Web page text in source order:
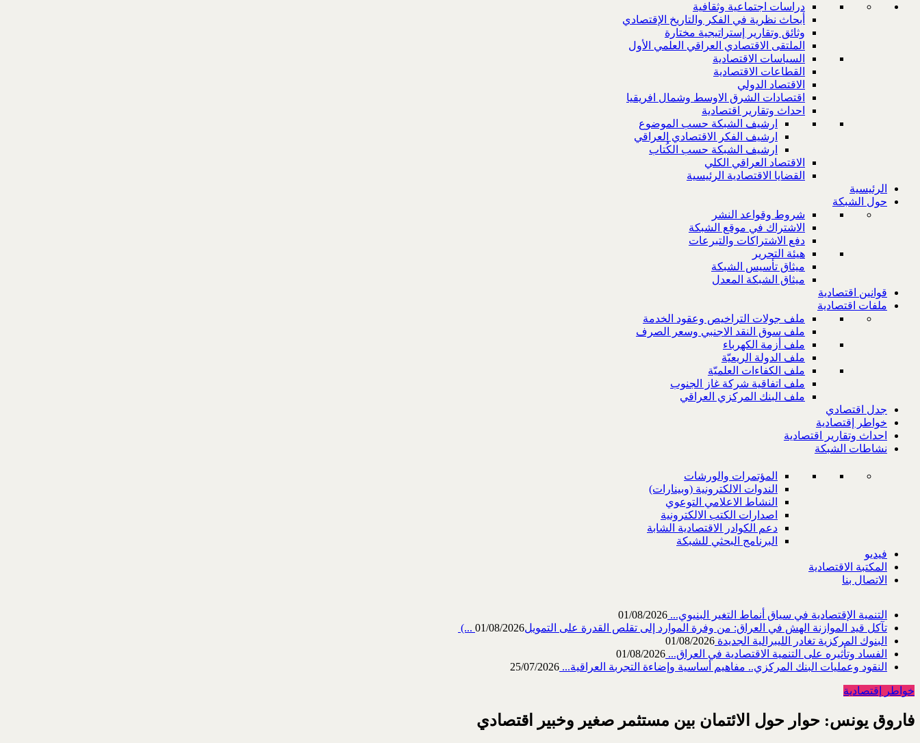
دراسات اجتماعية وثقافية
أبحاث نظرية في الفكر والتاريخ الإقتصادي
وثائق وتقارير إستراتيجية مختارة
الملتقى الاقتصادي العراقي العلمي الأول
السياسات الاقتصادية
القطاعات الاقتصادية
الاقتصاد الدولي
اقتصادات الشرق الاوسط وشمال افريقيا
احداث وتقارير اقتصادية
ارشيف الشبكة حسب الموضوع
ارشيف الفكر الاقتصادي العراقي
ارشيف الشبكة حسب الكُتاب
الاقتصاد العراقي الكلي
القضايا الاقتصادية الرئيسية
الرئيسية
حول الشبكة
شروط وقواعد النشر
الاشتراك في موقع الشبكة
دفع الاشتراكات والتبرعات
هيئة التحرير
ميثاق تأسيس الشبكة
ميثاق الشبكة المعدل
قوانين اقتصادية
ملفات اقتصادية
ملف جولات التراخيص وعقود الخدمة
ملف سوق النقد الاجنبي وسعر الصرف
ملف أزمة الكهرباء
ملف الدولة الريعيّة
ملف الكفاءات العلميّة
ملف اتفاقية شركة غاز الجنوب
ملف البنك المركزي العراقي
جدل اقتصادي
خواطر إقتصادية
احداث وتقارير اقتصادية
نشاطات الشبكة
المؤتمرات والورشات
الندوات الالكترونية (وبينارات)
النشاط الاعلامي التوعوي
اصدارات الكتب الالكترونية
دعم الكوادر الاقتصادية الشابة
البرنامج البحثي للشبكة
فيديو
المكتبة الاقتصادية
الاتصال بنا
التنمية الإقتصادية في سياق أنماط التغير البنيوي... 01/08/2026
تآكل قيد الموازنة الهش في العراق: من وفرة الموارد إلى تقلص القدرة على التمويل‎ (...01/08/2026
البنوك المركزية تغادر الليبرالية الجديدة 01/08/2026
الفساد وتأثيره على التنمية الاقتصادية في العراق... 01/08/2026
النقود وعمليات البنك المركزي.. مفاهيم أساسية وإضاءة التجربة العراقية... 25/07/2026
خواطر إقتصادية
فاروق يونس: حوار حول الائتمان بين مستثمر صغير وخبير اقتصادي